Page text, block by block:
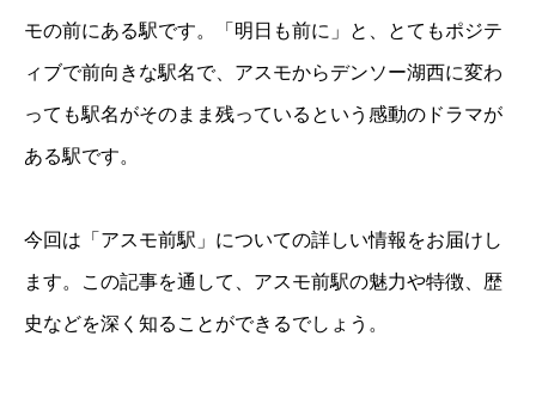
モの前にある駅です。「明日も前に」と、とてもポジテ
ィブで前向きな駅名で、アスモからデンソー湖西に変わ
っても駅名がそのまま残っているという感動のドラマが
ある駅です。
今回は「アスモ前駅」についての詳しい情報をお届けし
ます。この記事を通して、アスモ前駅の魅力や特徴、歴
史などを深く知ることができるでしょう。